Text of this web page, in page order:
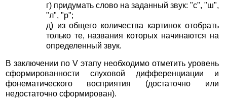
г) придумать слово на заданный звук: "с", "ш",
"л", "р";
д) из общего количества картинок отобрать
только те, названия которых начинаются на
определенный звук.
В заключении по V этапу необходимо отметить уровень
сформированности слуховой дифференциации и
фонематического восприятия (достаточно или
недостаточно сформирован).